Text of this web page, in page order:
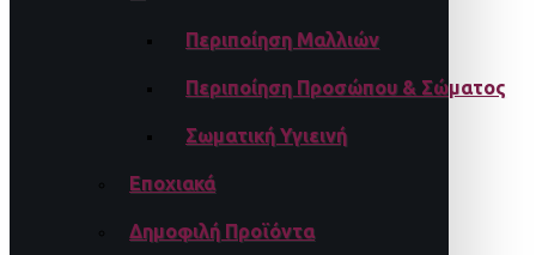
Περιποίηση Μαλλιών
Περιποίηση Προσώπου & Σώματος
Σωματική Υγιεινή
Εποχιακά
Δημοφιλή Προϊόντα